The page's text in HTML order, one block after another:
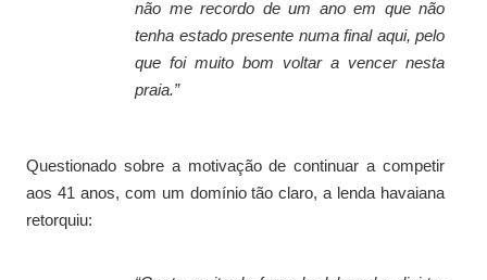
não me recordo de um ano em que não
tenha estado presente numa final aqui, pelo
que foi muito bom voltar a vencer nesta
praia.”
Questionado sobre a motivação de continuar a competir
aos 41 anos, com um domínio tão claro, a lenda havaiana
retorquiu: